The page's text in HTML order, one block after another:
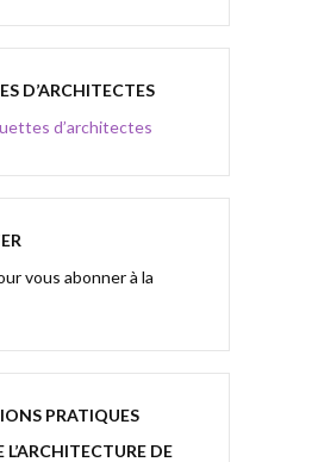
D’ARCHITECTES
d’architectes
vous abonner à la
PRATIQUES
DE